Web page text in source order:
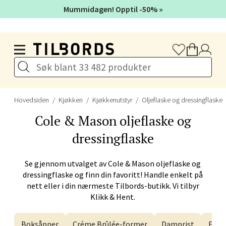
Hovedsiden Kjøkken Kjøkkenutstyr Oljeflaske og dressingflaske
Cole & Mason oljeflaske og
dressingflaske
Se gjennom utvalget avCole & Mason oljeflaske og
dressingflaske og finn din favoritt! Handle enkelt på
nett eller i din nærmeste Tilbords-butikk. Vi tilbyr
Klikk & Hent.
Boksåpner Créme Brûlée-former Damprist
Mummidagen! Opptil -50% »
Bergen - Galleriet
Torgalmenningen 8, 5014 Bergen
Åpent i dag 09-21
Velg
Gjøvik - CC Gjøvik
Jernbanesvingen 6, 2821 Gjøvik